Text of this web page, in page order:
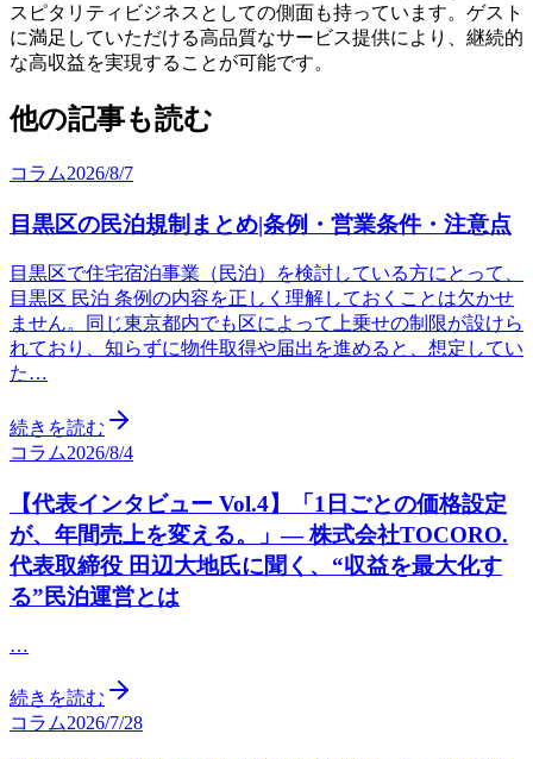
スピタリティビジネスとしての側面も持っています。ゲスト
に満足していただける高品質なサービス提供により、継続的
な高収益を実現することが可能です。
他の記事も読む
コラム2026/8/7
目黒区の民泊規制まとめ|条例・営業条件・注意点
目黒区で住宅宿泊事業（民泊）を検討している方にとって、
目黒区 民泊 条例の内容を正しく理解しておくことは欠かせ
ません。同じ東京都内でも区によって上乗せの制限が設けら
れており、知らずに物件取得や届出を進めると、想定してい
た…
続きを読む
コラム2026/8/4
【代表インタビュー Vol.4】「1日ごとの価格設定
が、年間売上を変える。」— 株式会社TOCORO.
代表取締役 田辺大地氏に聞く、“収益を最大化す
る”民泊運営とは
…
続きを読む
コラム2026/7/28